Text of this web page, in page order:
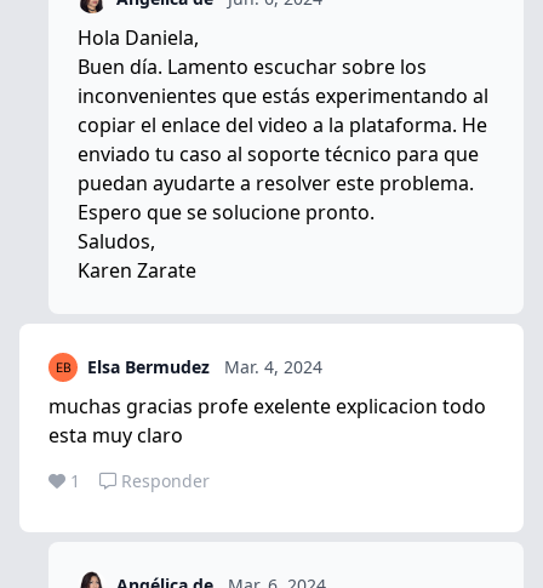
Hola Daniela,
Buen día. Lamento escuchar sobre los
inconvenientes que estás experimentando al
copiar el enlace del video a la plataforma. He
enviado tu caso al soporte técnico para que
puedan ayudarte a resolver este problema.
Espero que se solucione pronto.
Saludos,
Karen Zarate
Elsa Bermudez Mar. 4, 2024
muchas gracias profe exelente explicacion todo
esta muy claro
1 Responder